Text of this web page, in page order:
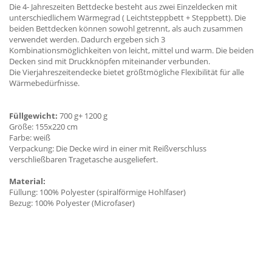
Die 4- Jahreszeiten Bettdecke besteht aus zwei Einzeldecken mit
unterschiedlichem Wärmegrad ( Leichtsteppbett + Steppbett). Die
beiden Bettdecken können sowohl getrennt, als auch zusammen
verwendet werden. Dadurch ergeben sich 3
Kombinationsmöglichkeiten von leicht, mittel und warm. Die beiden
Decken sind mit Druckknöpfen miteinander verbunden.
Die Vierjahreszeitendecke bietet größtmögliche Flexibilität für alle
Wärmebedürfnisse.
Füllgewicht: 700 g+ 1200 g
Größe: 155x220 cm
Farbe: weiß
Verpackung: Die Decke wird in einer mit Reißverschluss
verschließbaren Tragetasche ausgeliefert.
Material:
Füllung: 100% Polyester (spiralförmige Hohlfaser)
Bezug: 100% Polyester (Microfaser)